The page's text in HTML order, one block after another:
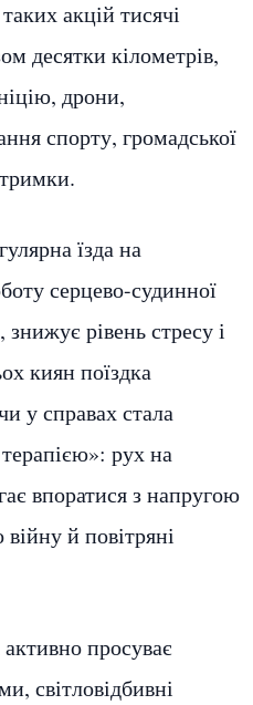
акцій тисячі
десятки кілометрів,
дрони,
спорту, громадської
їзда на
серцево-судинної
рівень стресу і
киян поїздка
у справах стала
рух на
впоратися з напругою
й повітряні
просуває
світловідбивні